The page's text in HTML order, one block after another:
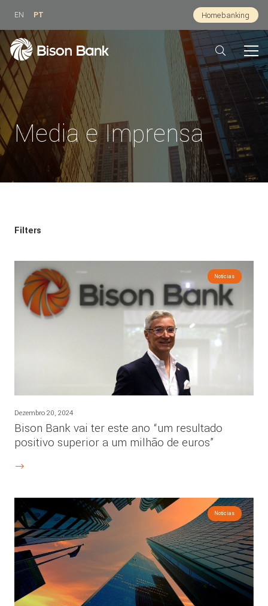
EN PT Homebanking
Media e Imprensa
Filters
Notícias
Dezembro 20, 2024
Bison Bank vai ter este ano “um resultado
positivo superior a um milhão de euros”
Notícias